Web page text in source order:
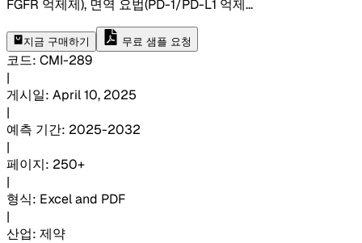
FGFR 억제제), 면역 요법(PD-1/PD-L1 억제...
지금 구매하기 무료 샘플 요청
코드: CMI-289
|
게시일: April 10, 2025
|
예측 기간: 2025-2032
|
페이지: 250+
|
형식: Excel and PDF
|
산업: 제약